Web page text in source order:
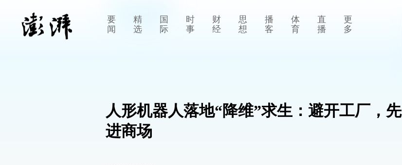
要
闻
精
选
国
际
时
事
财
经
思
想
播
客
体
育
直
播
更
多
人形机器人落地“降维”求生：避开工厂，先
进商场